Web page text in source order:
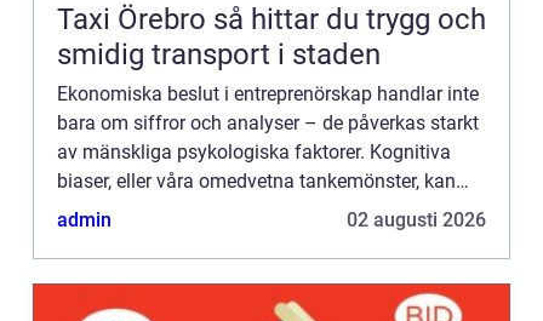
Taxi Örebro så hittar du trygg och
smidig transport i staden
Ekonomiska beslut i entreprenörskap handlar inte
bara om siffror och analyser – de påverkas starkt
av mänskliga psykologiska faktorer. Kognitiva
biaser, eller våra omedvetna tankemönster, kan
leda till överoptimi...
admin 02 augusti 2026